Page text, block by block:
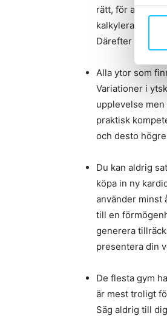
rätt, för att
kalkylera med
Därefter
Alla ytor som
Variationer i
upplevelse
praktisk
och desto
Du kan aldrig
köpa in ny
använder minst
till en
generera
presentera din
De flesta gym
är mest troligt
Säg aldrig till